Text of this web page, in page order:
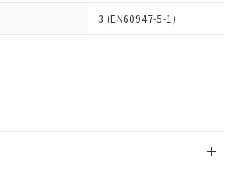
3 (EN60947-5-1)
の「1.共同利
範囲」に記載されている法人を
含有証明書（当社基準）
発行日時点で非含有を証明す
去に遡って非含有を証明する
から、特段のことがない限